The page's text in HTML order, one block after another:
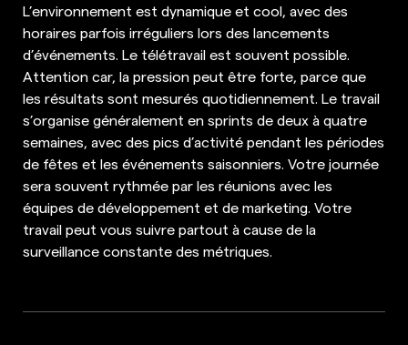
L’environnement est dynamique et cool, avec des
horaires parfois irréguliers lors des lancements
d’événements. Le télétravail est souvent possible.
Attention car, la pression peut être forte, parce que
les résultats sont mesurés quotidiennement. Le travail
s’organise généralement en sprints de deux à quatre
semaines, avec des pics d’activité pendant les périodes
de fêtes et les événements saisonniers. Votre journée
sera souvent rythmée par les réunions avec les
équipes de développement et de marketing. Votre
travail peut vous suivre partout à cause de la
surveillance constante des métriques.